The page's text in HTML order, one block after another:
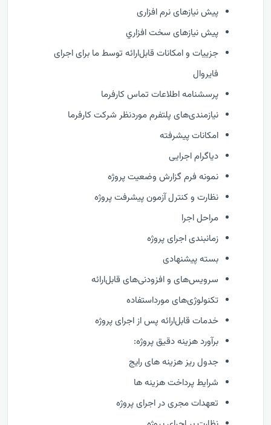
پیش نیازهای نرم افزاری
پیش نیازهای سخت افزاري
جزییات و امکانات قابل‌ارائه توسط ما برای اجرای
فایروال
پرسشنامه اطلاعات تماس کارفرما
نیازمندی‌های پلتفرم موردنظر شرکت کارفرما
امکانات پیشرفته
دیاگرام اجرایی
نمونه فرم گزارش وضعيت پروژه
نظارت و كنترل آزمون پیشرفت پروژه
مراحل اجرا
زمانبندی اجرای پروژه
بسته پیشنهادی
سرویس‌های و افزودنی‌های قابل‌ارائه
تکنولوژی‌های مورداستفاده
خدمات قابل‌ارائه پس از اجرای پروژه
برآورد هزینه دقیق پروژه:
جدول ریز هزینه های رایج
شرایط پرداخت هزینه ها
تعهدات مجری در اجرای پروژه